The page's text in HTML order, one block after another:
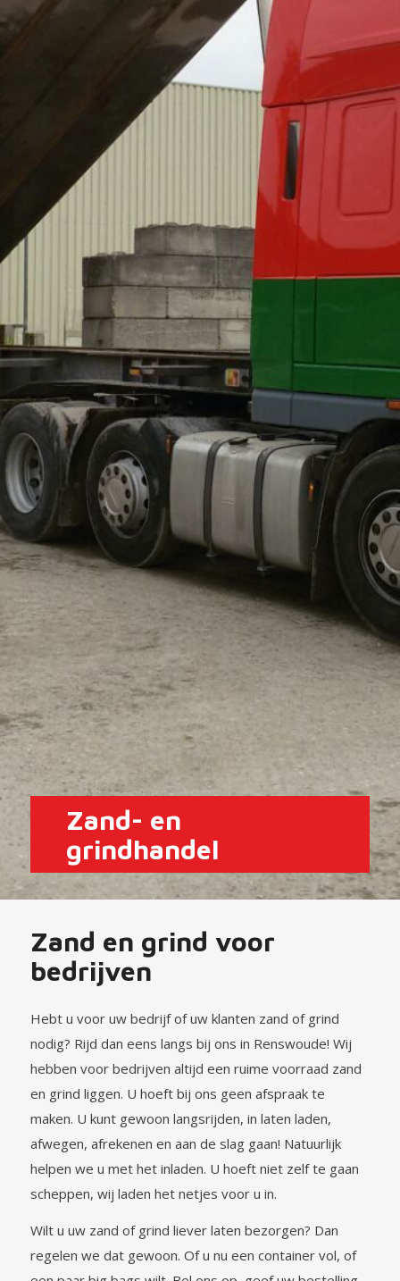
Zand- en
grindhandel
Zand en grind voor
bedrijven
Hebt u voor uw bedrijf of uw klanten zand of grind
nodig? Rijd dan eens langs bij ons in Renswoude! Wij
hebben voor bedrijven altijd een ruime voorraad zand
en grind liggen. U hoeft bij ons geen afspraak te
maken. U kunt gewoon langsrijden, in laten laden,
afwegen, afrekenen en aan de slag gaan! Natuurlijk
helpen we u met het inladen. U hoeft niet zelf te gaan
scheppen, wij laden het netjes voor u in.
Wilt u uw zand of grind liever laten bezorgen? Dan
regelen we dat gewoon. Of u nu een container vol, of